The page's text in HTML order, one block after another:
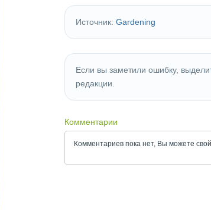
Источник: Gardening
Если вы заметили ошибку,
редакции.
Комментарии
Комментариев пока нет, Вы можете